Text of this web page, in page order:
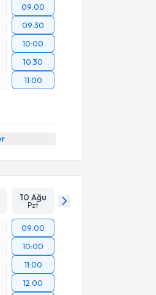
09:00
09:30
10:00
10:30
11:00
10 Ağu
Pzt
09:00
10:00
11:00
12:00